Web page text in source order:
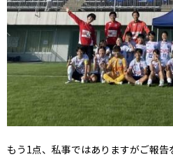
もう1点、私事ではありますがご報告